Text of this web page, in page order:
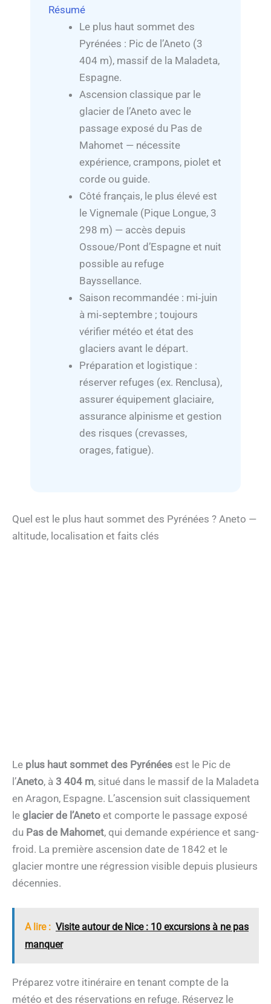
Résumé
Le plus haut sommet des
Pyrénées : Pic de l’Aneto (3
404 m), massif de la Maladeta,
Espagne.
Ascension classique par le
glacier de l’Aneto avec le
passage exposé du Pas de
Mahomet — nécessite
expérience, crampons, piolet et
corde ou guide.
Côté français, le plus élevé est
le Vignemale (Pique Longue, 3
298 m) — accès depuis
Ossoue/Pont d’Espagne et nuit
possible au refuge
Bayssellance.
Saison recommandée : mi‑juin
à mi‑septembre ; toujours
vérifier météo et état des
glaciers avant le départ.
Préparation et logistique :
réserver refuges (ex. Renclusa),
assurer équipement glaciaire,
assurance alpinisme et gestion
des risques (crevasses,
orages, fatigue).
Quel est le plus haut sommet des Pyrénées ? Aneto —
altitude, localisation et faits clés
Le plus haut sommet des Pyrénées est le Pic de
l’Aneto, à 3 404 m, situé dans le massif de la Maladeta
en Aragon, Espagne. L’ascension suit classiquement
le glacier de l’Aneto et comporte le passage exposé
du Pas de Mahomet, qui demande expérience et sang-
froid. La première ascension date de 1842 et le
glacier montre une régression visible depuis plusieurs
décennies.
A lire : Visite autour de Nice : 10 excursions à ne pas
manquer
Préparez votre itinéraire en tenant compte de la
météo et des réservations en refuge. Réservez le